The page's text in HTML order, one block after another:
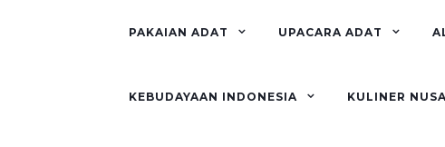
PAKAIAN ADAT UPACARA ADAT
KEBUDAYAAN INDONESIA KULINER